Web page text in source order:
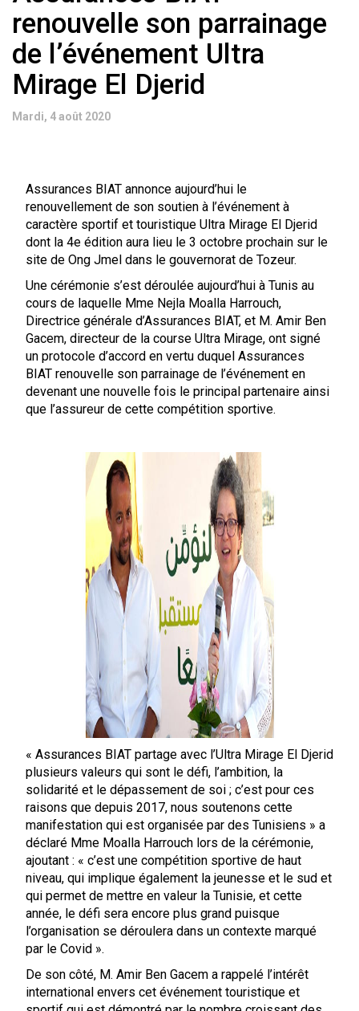
renouvelle son parrainage
de l’événement Ultra
Mirage El Djerid
Mardi, 4 août 2020
Assurances BIAT annonce aujourd’hui le
renouvellement de son soutien à l’événement à
caractère sportif et touristique Ultra Mirage El Djerid
dont la 4e édition aura lieu le 3 octobre prochain sur le
site de Ong Jmel dans le gouvernorat de Tozeur.
Une cérémonie s’est déroulée aujourd’hui à Tunis au
cours de laquelle Mme Nejla Moalla Harrouch,
Directrice générale d’Assurances BIAT, et M. Amir Ben
Gacem, directeur de la course Ultra Mirage, ont signé
un protocole d’accord en vertu duquel Assurances
BIAT renouvelle son parrainage de l’événement en
devenant une nouvelle fois le principal partenaire ainsi
que l’assureur de cette compétition sportive.
« Assurances BIAT partage avec l’Ultra Mirage El Djerid
plusieurs valeurs qui sont le défi, l’ambition, la
solidarité et le dépassement de soi ; c’est pour ces
raisons que depuis 2017, nous soutenons cette
manifestation qui est organisée par des Tunisiens » a
déclaré Mme Moalla Harrouch lors de la cérémonie,
ajoutant : « c’est une compétition sportive de haut
niveau, qui implique également la jeunesse et le sud et
qui permet de mettre en valeur la Tunisie, et cette
année, le défi sera encore plus grand puisque
l’organisation se déroulera dans un contexte marqué
par le Covid ».
De son côté, M. Amir Ben Gacem a rappelé l’intérêt
international envers cet événement touristique et